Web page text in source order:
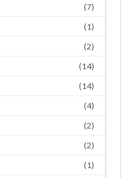
(7)
(1)
(2)
(14)
(14)
(4)
(2)
(2)
(1)